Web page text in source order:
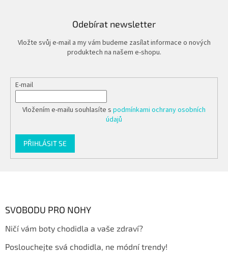
Odebírat newsletter
Vložte svůj e-mail a my vám budeme zasílat informace o nových
produktech na našem e-shopu.
E-mail
Vložením e-mailu souhlasíte s podmínkami ochrany osobních
údajů
PŘIHLÁSIT SE
SVOBODU PRO NOHY
Ničí vám boty chodidla a vaše zdraví?
Poslouchejte svá chodidla, ne módní trendy!